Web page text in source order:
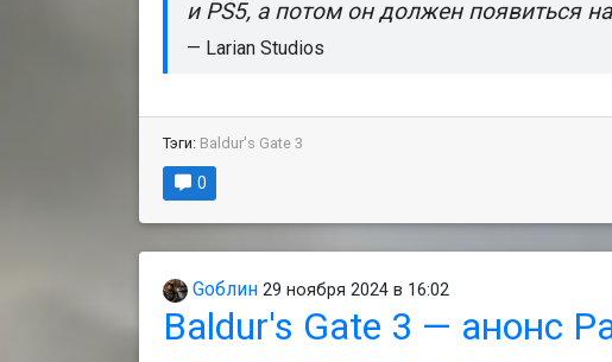
и PS5, а потом он должен появиться
— Larian Studios
Тэги: Baldur's Gate 3
0
Gоблин 29 ноября 2024 в 16:02
Baldur's Gate 3 — анонс